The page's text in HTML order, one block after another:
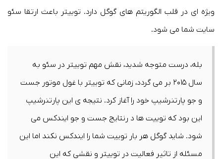
ویژه ای در قلب الگوریتم های گوگل دارد. توییتر باعث ارتقا سئو
سایت شما می شود.
بله، درست متوجه شدید، نقش مهم توییتر در سئو به
سال ۲۰۱۵ بر می گردد، زمانی که توییتر با غول موتور جست
و جو پارتنرشیپ خود را آغاز کرد. نتیجه ی این پارتنرشیپ
این بود که توییت ها د رنتایج جست و جو ایندکس می
شود. شاید گوگل هر بار توییت شما را ایندکس نکند اما این
مسئله از تاثیر فعالیت در توییتر و نقشی که این